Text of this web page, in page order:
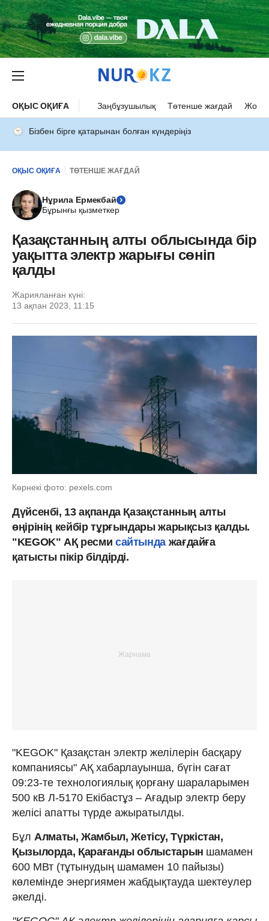
ОҚЫС ОҚИҒА Заңбұзушылық Төтенше жағдай Жол
Бізбен бірге қатарынан болған күндеріңіз
ОҚЫС ОҚИҒА ТӨТЕНШЕ ЖАҒДАЙ
Нұрила Ермекбай
Бұрынғы қызметкер
Қазақстанның алты облысында бір
уақытта электр жарығы сөніп
қалды
Жарияланған күні:
13 ақпан 2023, 11:15
Көрнекі фото: pexels.com
Дүйсенбі, 13 ақпанда Қазақстанның алты
өңірінің кейбір тұрғындары жарықсыз қалды.
"KEGOK" АҚ ресми сайтында жағдайға
қатысты пікір білдірді.
"KEGOK" Қазақстан электр желілерін басқару
компаниясы" АҚ хабарлауынша, бүгін сағат
09:23-те технологиялық қорғану шараларымен
500 кВ Л-5170 Екібастұз – Ағадыр электр беру
желісі апатты түрде ажыратылды.
Бұл Алматы, Жамбыл, Жетісу, Түркістан,
Қызылорда, Қарағанды облыстарын шамамен
600 МВт (тұтынудың шамамен 10 пайызы)
көлемінде энергиямен жабдықтауда шектеулер
әкелді.